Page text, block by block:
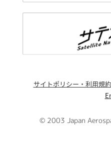
サイトポリシー・利用規約
© 2003 Japan